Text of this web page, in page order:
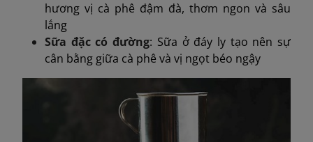
hương vị cà phê đậm đà, thơm ngon và sâu
lắng
Sữa đặc có đường: Sữa ở đáy ly tạo nên sự
cân bằng giữa cà phê và vị ngọt béo ngậy